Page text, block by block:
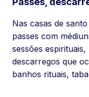
Nas casas de
passes com
sessões
descarregos que
banhos rituais,